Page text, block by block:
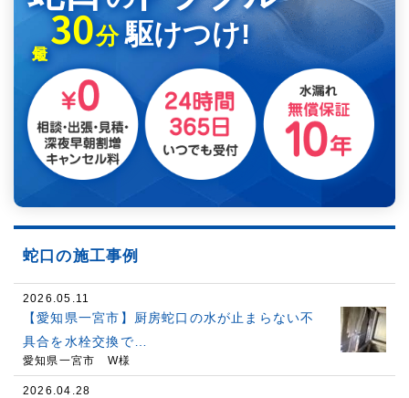
30分 駆けつけ!
蛇口の施工事例
2026.05.11
【愛知県一宮市】厨房蛇口の水が止まらない不
具合を水栓交換で…
愛知県一宮市 W様
2026.04.28